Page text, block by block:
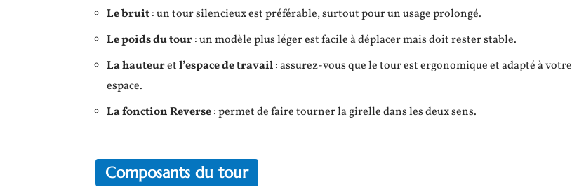
Le bruit: un tour silencieux est préférable, surtout pour un usage prolongé.
Le poids du tour: un modèle plus léger est facile à déplacer mais doit rester stable.
La hauteuretl’espace de travail: assurez-vous que le tour est ergonomique et adapté à votre
espace.
La fonction Reverse: permet de faire tourner la girelle dans les deux sens.
Composants du tour